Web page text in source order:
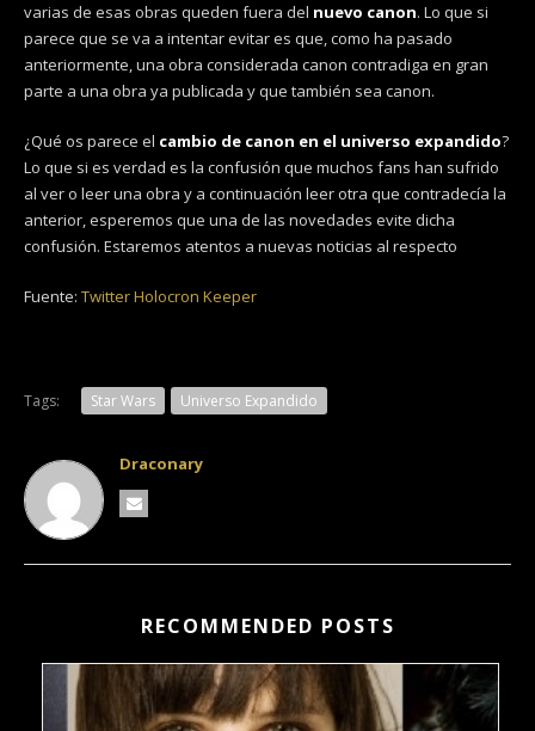
varias de esas obras queden fuera del nuevo canon. Lo que si
parece que se va a intentar evitar es que, como ha pasado
anteriormente, una obra considerada canon contradiga en gran
parte a una obra ya publicada y que también sea canon.
¿Qué os parece el cambio de canon en el universo expandido?
Lo que si es verdad es la confusión que muchos fans han sufrido
al ver o leer una obra y a continuación leer otra que contradecía la
anterior, esperemos que una de las novedades evite dicha
confusión. Estaremos atentos a nuevas noticias al respecto
Fuente: Twitter Holocron Keeper
Tags: Star Wars Universo Expandido
Draconary
RECOMMENDED POSTS